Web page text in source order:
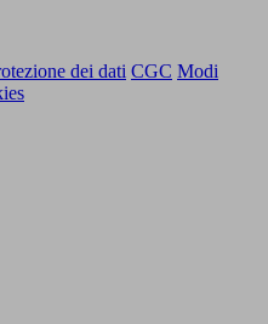
dei dati CGC Modi